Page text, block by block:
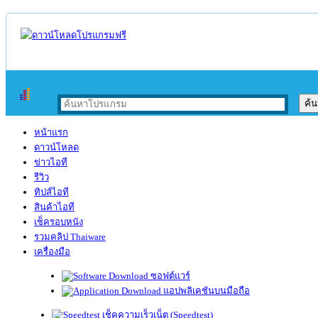
หน้าแรก
ดาวน์โหลด
ข่าวไอที
รีวิว
ทิปส์ไอที
สินค้าไอที
เช็ครอบหนัง
รวมคลิป Thaiware
เครื่องมือ
ซอฟต์แวร์
แอปพลิเคชันบนมือถือ
เช็คความเร็วเน็ต (Speedtest)